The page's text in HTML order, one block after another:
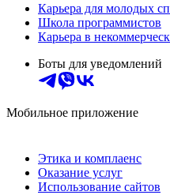
Карьера для молодых
Школа программистов
Карьера в
Боты для уведомлений
Мобильное приложение
Этика и комплаенс
Оказание услуг
Использование сайтов